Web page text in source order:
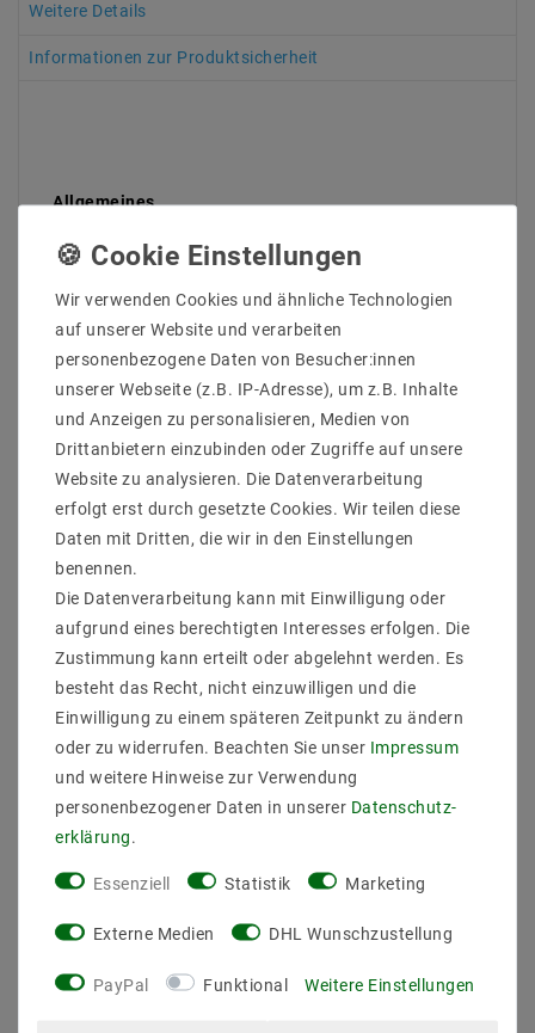
Weitere Details
Informationen zur Produktsicherheit
Allgemeines
Modellbezeichnung Schaltnetzteil
Ausgang 30-42 V DC 40V Max
Strom(AUS) 400 bis 500mA @450mA
Leistung bis 23 W
Wirkungsgrad 96 %
Ausführung
Ausführung für LED- und Beleuchtungsanwendungen
Überspannungsschutz ja
Überlastschutz ja
Kurzschlussfest ja
Maße
Länge 100 mm
Höhe 28 mm
isoliert, hochpräzise, Konstantstrom
- kleines, praktisches Format
- einfach zu montieren
- großes Kabelterminal, mit Schrauben montierbar
- Schutzvorrichtung
- Überladungs- und Kurzschlussschutz
- Überhitzungsschutz
- Schutzkleinspannung SELV
- Schutzklasse II
- bis zu 50 000 Stunden Lebensdauer
Wir verwenden Cookies und ähnliche Technologien
auf unserer Website und verarbeiten
personenbezogene Daten von Besucher:innen
unserer Webseite (z.B. IP-Adresse), um z.B. Inhalte
und Anzeigen zu personalisieren, Medien von
Drittanbietern einzubinden oder Zugriffe auf unsere
Website zu analysieren. Die Datenverarbeitung
erfolgt erst durch gesetzte Cookies. Wir teilen diese
Daten mit Dritten, die wir in den Einstellungen
benennen.
Die Datenverarbeitung kann mit Einwilligung oder
aufgrund eines berechtigten Interesses erfolgen. Die
Zustimmung kann erteilt oder abgelehnt werden. Es
besteht das Recht, nicht einzuwilligen und die
Einwilligung zu einem späteren Zeitpunkt zu ändern
oder zu widerrufen. Beachten Sie unser Impressum
und weitere Hinweise zur Verwendung
personenbezogener Daten in unserer Daten­schutz­
erklärung
Essenziell Statistik Marketing
Externe Medien DHL Wunschzustellung
PayPal Funktional Weitere Einstellungen